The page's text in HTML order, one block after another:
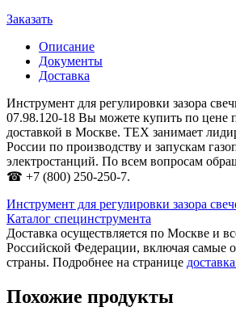
Заказать
Описание
Документы
Доставка
Инструмент для регулировки зазора
07.98.120-18 Вы можете купить по цене
доставкой в Москве. ТЕХ занимает
России по производству и запускам
электростанций. По всем вопросам
☎ +7 (800) 250-250-7.
Инструмент для регулировки зазора
Каталог специнструмента
Доставка осуществляется по Москве и
Российской Федерации, включая самые
страны. Подробнее на странице
Похожие продукты